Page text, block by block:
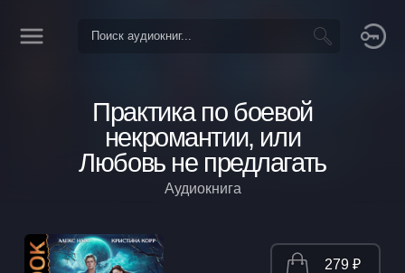
Практика по боевой
некромантии, или
Любовь не предлагать
Аудиокнига
279 ₽